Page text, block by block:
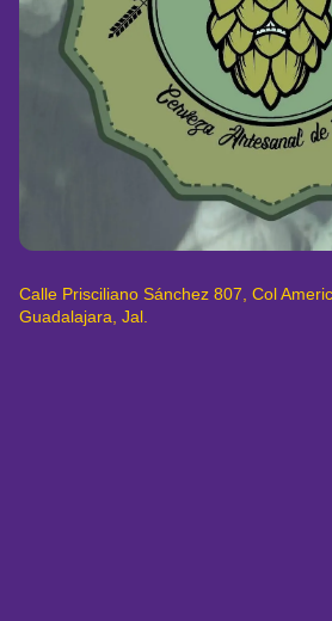
Calle Prisciliano Sánchez 807, Col
Guadalajara, Jal.